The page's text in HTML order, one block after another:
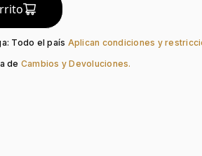
Mariposa
0.4 Ct
Todo el país Aplican condiciones y
de Cambios y Devoluciones.